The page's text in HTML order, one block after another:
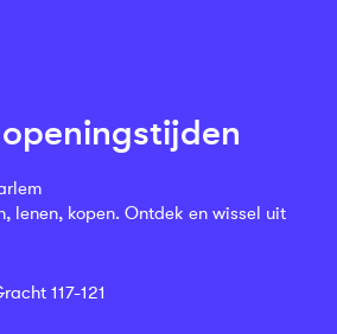
lenen, kopen. Ontdek en wissel uit
117-121